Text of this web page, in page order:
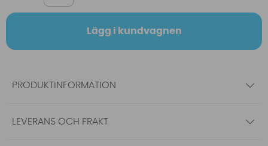
Lägg i kundvagnen
PRODUKTINFORMATION
LEVERANS OCH FRAKT